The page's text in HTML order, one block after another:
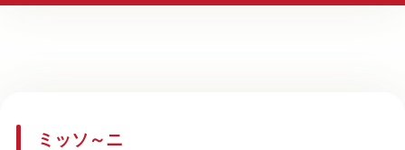
ミッソ～ニ